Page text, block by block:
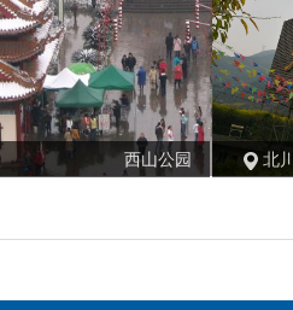
西山公园 北